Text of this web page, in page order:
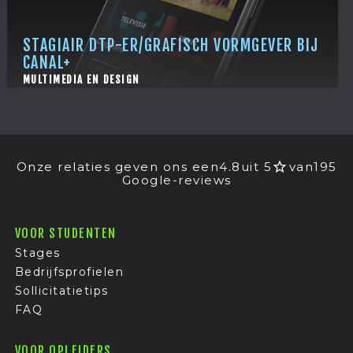
STAGIAIR DTP-ER/GRAFISCH VORMGEVER BIJ
CANAL+
MULTIMEDIA EN DESIGN
Onze relaties geven ons een4.8 uit 5 van195
Google-reviews
VOOR STUDENTEN
Stages
Bedrijfsprofielen
Sollicitatietips
FAQ